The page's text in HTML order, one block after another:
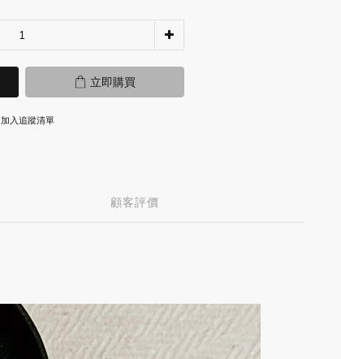
立即購買
加入追蹤清單
顧客評價